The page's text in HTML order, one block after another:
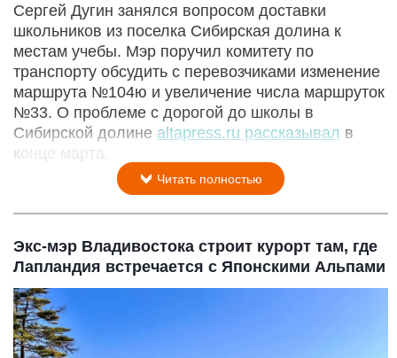
Сергей Дугин занялся вопросом доставки
школьников из поселка Сибирская долина к
местам учебы. Мэр поручил комитету по
транспорту обсудить с перевозчиками изменение
маршрута №104ю и увеличение числа маршруток
№33. О проблеме с дорогой до школы в
Сибирской долине altapress.ru рассказывал в
конце марта.
Читать полностью
Экс-мэр Владивостока строит курорт там, где
Лапландия встречается с Японскими Альпами